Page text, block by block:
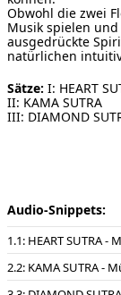
Audio-Snippets:
1: HEART SUTRA
2: KAMA SUTRA -
Obwohl die zwei
Musik spielen
ausgedrückte
natürlichen
Sätze: I: HEART
II: KAMA SUTRA
III: DIAMOND
Besetzung:2
Das Klavier als
durch Orgel oder
z.B.: „Harfe,
oder „Klavier,
Elektronik“. Jede